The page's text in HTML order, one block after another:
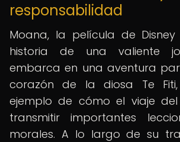
responsabilidad
Moana, la película de
historia de una valiente
embarca en una aventura
corazón de la diosa Te
ejemplo de cómo el viaje
transmitir importantes
morales. A lo largo de su